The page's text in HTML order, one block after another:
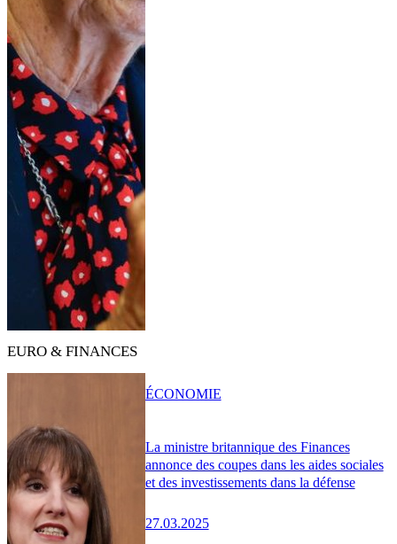
EURO & FINANCES
La ministre britannique des Finances
annonce des coupes dans les aides sociales
et des investissements dans la défense
27.03.2025
ÉCONOMIE